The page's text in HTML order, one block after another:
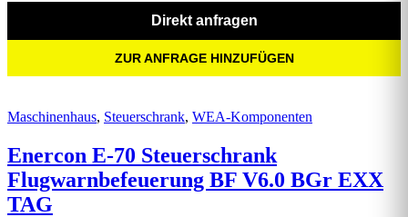
Direkt anfragen
ZUR ANFRAGE HINZUFÜGEN
Maschinenhaus, Steuerschrank, WEA-Komponenten
Enercon E-70 Steuerschrank
Flugwarnbefeuerung BF V6.0 BGr EXX
TAG